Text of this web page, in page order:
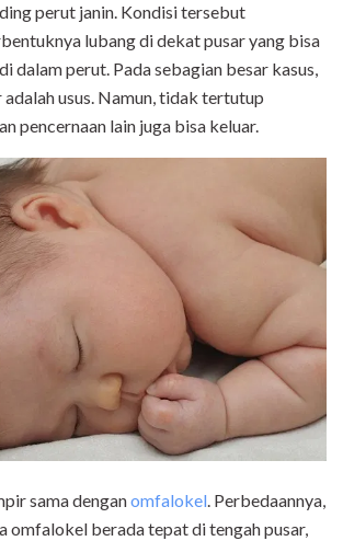
perut janin. Kondisi tersebut
lubang di dekat pusar yang bisa
dalam perut. Pada sebagian besar kasus,
usus. Namun, tidak tertutup
pencernaan lain juga bisa keluar.
sama denganomfalokel. Perbedaannya,
omfalokel berada tepat di tengah pusar,